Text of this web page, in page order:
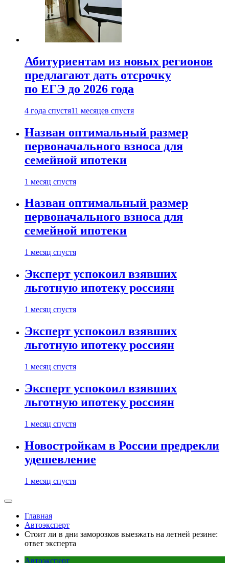
Абитуриентам из новых регионов
предлагают дать отсрочку
по ЕГЭ до 2026 года
4 года спустя11 месяцев спустя
Назван оптимальный размер
первоначального взноса для
семейной ипотеки
1 месяц спустя
Назван оптимальный размер
первоначального взноса для
семейной ипотеки
1 месяц спустя
Эксперт успокоил взявших
льготную ипотеку россиян
1 месяц спустя
Эксперт успокоил взявших
льготную ипотеку россиян
1 месяц спустя
Эксперт успокоил взявших
льготную ипотеку россиян
1 месяц спустя
Новостройкам в России предрекли
удешевление
1 месяц спустя
Главная
Автоэксперт
Стоит ли в дни заморозков выезжать на летней резине:
ответ эксперта
Автоэксперт